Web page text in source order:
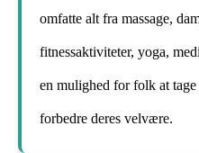
omfatte alt fra massage,
fitnessaktiviteter, yoga,
en mulighed for folk at
forbedre deres velvære.